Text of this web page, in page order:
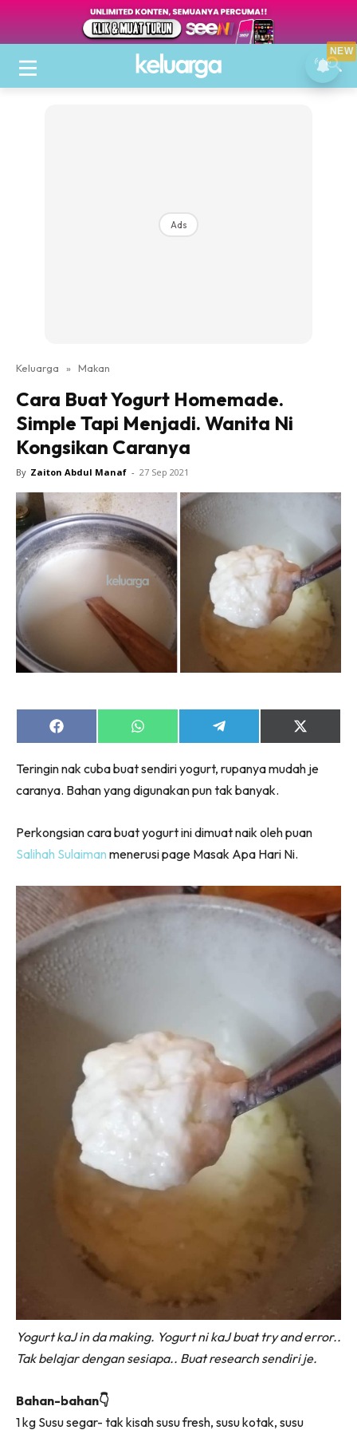
Ads
Keluarga » Makan
Cara Buat Yogurt Homemade.
Simple Tapi Menjadi. Wanita Ni
Kongsikan Caranya
By Zaiton Abdul Manaf - 27 Sep 2021
Share
on
Share
on
Share
on
Share
on
(Twitter)
Teringin nak cuba buat sendiri yogurt, rupanya mudah je
caranya. Bahan yang digunakan pun tak banyak.
Perkongsian cara buat yogurt ini dimuat naik oleh puan
Salihah Sulaiman menerusi page Masak Apa Hari Ni.
Yogurt kaJ in da making. Yogurt ni kaJ buat try and error..
Tak belajar dengan sesiapa.. Buat research sendiri je.
Bahan-bahan👇
1 kg Susu segar- tak kisah susu fresh, susu kotak, susu
NEW